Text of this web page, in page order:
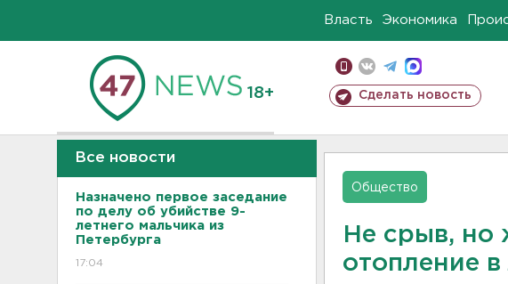
Власть Экономика
18+ Сделать новость
Все новости
Назначено первое заседание
по делу об убийстве 9-
летнего мальчика из
Петербурга
17:04
Общество
Не срыв, но
отопление